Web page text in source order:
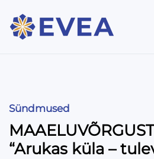
Sündmused
“Arukas küla –